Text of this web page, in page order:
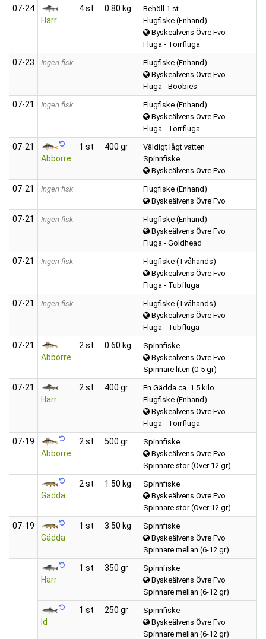
07‑24
Harr
4 st 0.80 kg
Behöll 1 st
Flugfiske (Enhand)
Byskeälvens Övre Fvo
Fluga - Torrfluga
07‑23 Ingen fisk
Flugfiske (Enhand)
Byskeälvens Övre Fvo
Fluga - Boobies
07‑21 Ingen fisk
Flugfiske (Enhand)
Byskeälvens Övre Fvo
Fluga - Torrfluga
07‑21
Abborre
1 st 400 gr
Väldigt lågt vatten
Spinnfiske
Byskeälvens Övre Fvo
07‑21 Ingen fisk
Flugfiske (Enhand)
Byskeälvens Övre Fvo
07‑21 Ingen fisk
Flugfiske (Enhand)
Byskeälvens Övre Fvo
Fluga - Goldhead
07‑21 Ingen fisk
Flugfiske (Tvåhands)
Byskeälvens Övre Fvo
Fluga - Tubfluga
07‑21 Ingen fisk
Flugfiske (Tvåhands)
Byskeälvens Övre Fvo
Fluga - Tubfluga
07‑21
Abborre
2 st 0.60 kg
Spinnfiske
Byskeälvens Övre Fvo
Spinnare liten (0-5 gr)
07‑21
Harr
2 st 400 gr
En Gädda ca. 1.5 kilo
Flugfiske (Enhand)
Byskeälvens Övre Fvo
Fluga - Torrfluga
07‑19
Abborre
2 st 500 gr
Spinnfiske
Byskeälvens Övre Fvo
Spinnare stor (Över 12 gr)
Gädda
2 st 1.50 kg
Spinnfiske
Byskeälvens Övre Fvo
Spinnare stor (Över 12 gr)
07‑19
Gädda
1 st 3.50 kg
Spinnfiske
Byskeälvens Övre Fvo
Spinnare mellan (6-12 gr)
Harr
1 st 350 gr
Spinnfiske
Byskeälvens Övre Fvo
Spinnare mellan (6-12 gr)
Id
1 st 250 gr
Spinnfiske
Byskeälvens Övre Fvo
Spinnare mellan (6-12 gr)